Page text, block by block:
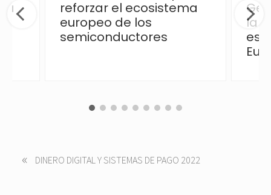
reforzar el ecosistema
europeo de los
semiconductores
la
P
« DINERO DIGITAL Y SISTEMAS DE PAGO 2022